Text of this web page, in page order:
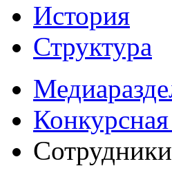
История
Структура
Сотрудники